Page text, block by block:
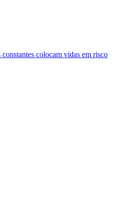
colocam vidas em risco